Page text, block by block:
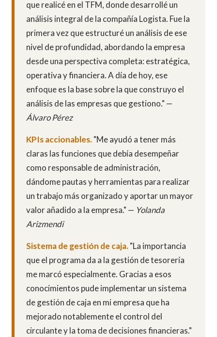
que realicé en el TFM, donde desarrollé un
análisis integral de la compañía Logista. Fue la
primera vez que estructuré un análisis de ese
nivel de profundidad, abordando la empresa
desde una perspectiva completa: estratégica,
operativa y financiera. A día de hoy, ese
enfoque es la base sobre la que construyo el
análisis de las empresas que gestiono." —
Álvaro Pérez
KPIs accionables."Me ayudó a tener más
claras las funciones que debía desempeñar
como responsable de administración,
dándome pautas y herramientas para realizar
un trabajo más organizado y aportar un mayor
valor añadido a la empresa." — Yolanda
Arizmendi
Sistema de gestión de caja."La importancia
que el programa da a la gestión de tesorería
me marcó especialmente. Gracias a esos
conocimientos pude implementar un sistema
de gestión de caja en mi empresa que ha
mejorado notablemente el control del
circulante y la toma de decisiones financieras."